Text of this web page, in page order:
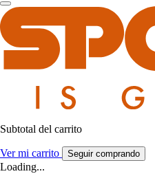
Subtotal del carrito
Ver mi carrito Seguir comprando
Loading...